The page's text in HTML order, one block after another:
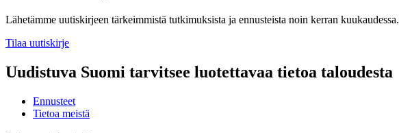
Lähetämme uutiskirjeen tärkeimmistä tutkimuksista ja ennusteista noin kerran kuukaudessa.
Tilaa uutiskirje
Uudistuva Suomi tarvitsee luotettavaa tietoa taloudesta
Ennusteet
Tietoa meistä